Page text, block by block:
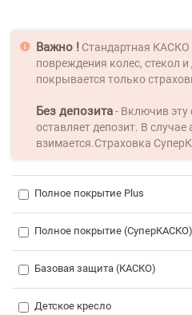
Важно ! Стандартная КАСКО
повреждения колес, стекол
покрывается только
Без депозита- Включив эту
оставляет депозит. В случае
взимается.Страховка
Полное покрытие Plus
Полное покрытие (СуперКАСКО)
Базовая защита (КАСКО)
Детское кресло